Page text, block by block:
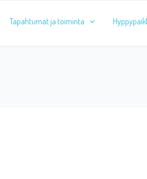
Tapahtumat ja toiminta